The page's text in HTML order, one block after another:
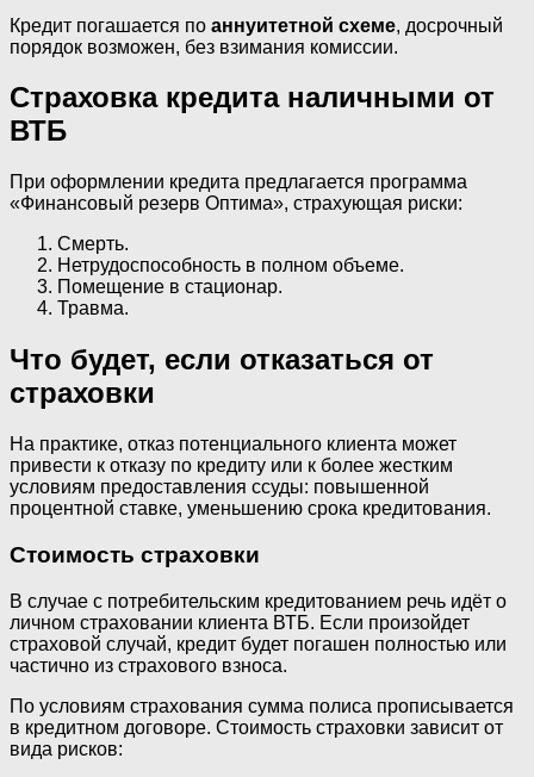
Кредит погашается по аннуитетной схеме, досрочный
порядок возможен, без взимания комиссии.
Страховка кредита наличными от
ВТБ
При оформлении кредита предлагается программа
«Финансовый резерв Оптима», страхующая риски:
Смерть.
Нетрудоспособность в полном объеме.
Помещение в стационар.
Травма.
Что будет, если отказаться от
страховки
На практике, отказ потенциального клиента может
привести к отказу по кредиту или к более жестким
условиям предоставления ссуды: повышенной
процентной ставке, уменьшению срока кредитования.
Стоимость страховки
В случае с потребительским кредитованием речь идёт о
личном страховании клиента ВТБ. Если произойдет
страховой случай, кредит будет погашен полностью или
частично из страхового взноса.
По условиям страхования сумма полиса прописывается
в кредитном договоре. Стоимость страховки зависит от
вида рисков: